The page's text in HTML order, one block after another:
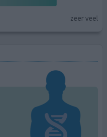
zeer veel